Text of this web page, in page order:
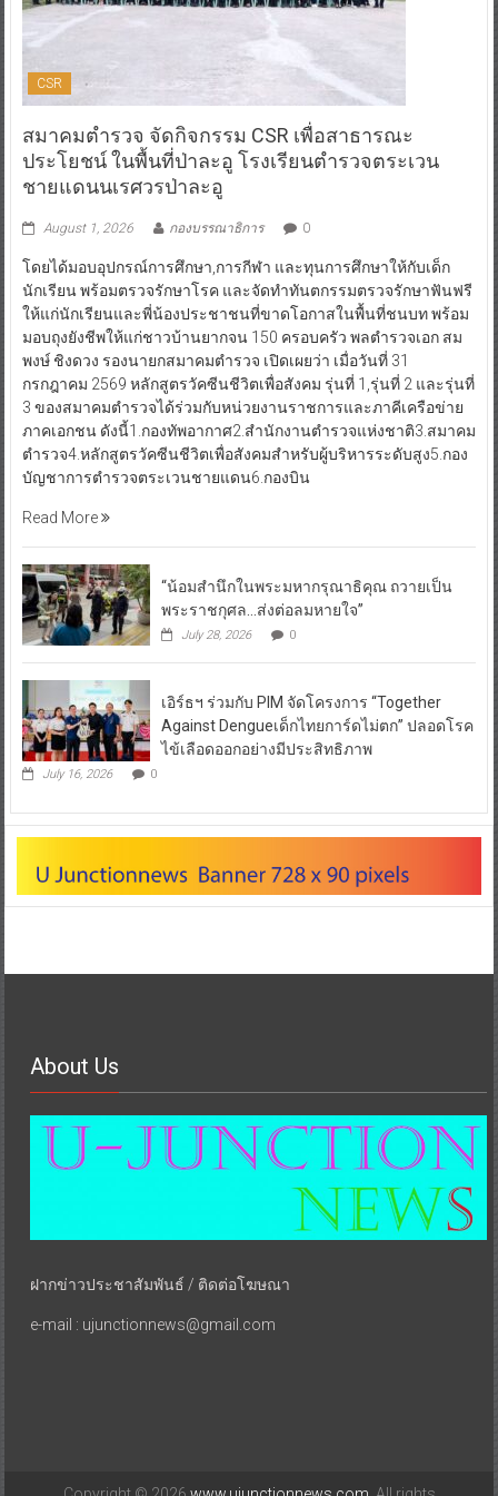
CSR
สมาคมตำรวจ จัดกิจกรรม CSR เพื่อสาธารณะ
ประโยชน์ ในพื้นที่ป่าละอู โรงเรียนตำรวจตระเวน
ชายแดนนเรศวรป่าละอู
August 1, 2026 กองบรรณาธิการ 0
โดยได้มอบอุปกรณ์การศึกษา,การกีฬา และทุนการศึกษาให้กับเด็ก
นักเรียน พร้อมตรวจรักษาโรค และจัดทำทันตกรรมตรวจรักษาฟันฟรี
ให้แก่นักเรียนและพี่น้องประชาชนที่ขาดโอกาสในพื้นที่ชนบท พร้อม
มอบถุงยังชีพให้แก่ชาวบ้านยากจน 150 ครอบครัว พลตำรวจเอก สม
พงษ์ ชิงดวง รองนายกสมาคมตำรวจ เปิดเผยว่า เมื่อวันที่ 31
กรกฎาคม 2569 หลักสูตรวัคซีนชีวิตเพื่อสังคม รุ่นที่ 1,รุ่นที่ 2 และรุ่นที่
3 ของสมาคมตำรวจได้ร่วมกับหน่วยงานราชการและภาคีเครือข่าย
ภาคเอกชน ดังนี้1.กองทัพอากาศ2.สำนักงานตำรวจแห่งชาติ3.สมาคม
ตำรวจ4.หลักสูตรวัคซีนชีวิตเพื่อสังคมสำหรับผู้บริหารระดับสูง5.กอง
บัญชาการตำรวจตระเวนชายแดน6.กองบิน
Read More
“น้อมสำนึกในพระมหากรุณาธิคุณ ถวายเป็น
พระราชกุศล…ส่งต่อลมหายใจ”
July 28, 2026 0
เอิร์ธฯ ร่วมกับ PIM จัดโครงการ “Together
Against Dengueเด็กไทยการ์ดไม่ตก” ปลอดโรค
ไข้เลือดออกอย่างมีประสิทธิภาพ
July 16, 2026 0
About Us
ฝากข่าวประชาสัมพันธ์ / ติดต่อโฆษณา
e-mail : ujunctionnews@gmail.com